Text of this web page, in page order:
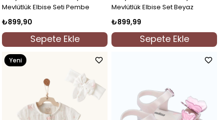
Mevlütlük Elbise Seti Pembe
₺899,90
Sepete Ekle
Mevlütlük Elbise Set Beyaz
₺899,99
Sepete Ekle
Yeni